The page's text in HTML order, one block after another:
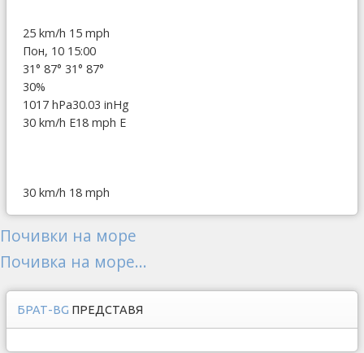
25 km/h 15 mph
Пон, 10 15:00
31° 87° 31° 87°
30%
1017 hPa30.03 inHg
30 km/h E18 mph E
30 km/h 18 mph
Почивки на море
Почивка на море...
БРАТ-BG ПРЕДСТАВЯ